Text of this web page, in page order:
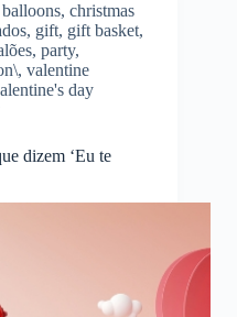
, christmas
, gift, gift basket,
, party,
, valentine
day
dizem ‘Eu te